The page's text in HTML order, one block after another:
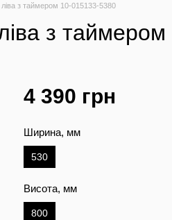
з таймером 10-015133-5380
з
4 390 грн
Ширина, мм
530
Висота, мм
800